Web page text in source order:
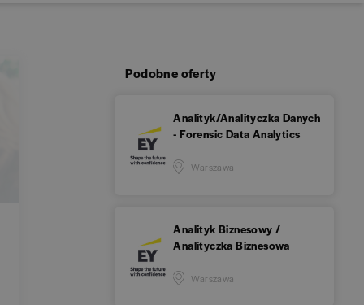
Podobne oferty
Analityk/Analityczka Danych
- Forensic Data Analytics
Warszawa
Analityk Biznesowy /
Analityczka Biznesowa
Warszawa